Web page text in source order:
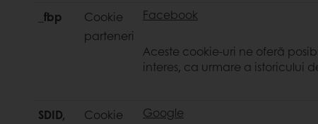
_fbp
Cookie
parteneri
Facebook
Aceste cookie-uri ne oferă
interes, ca urmare a istoricului
SDID,
Cookie
Google